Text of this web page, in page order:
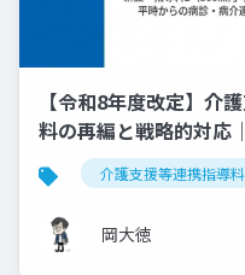
【令和8年度改定】介
料の再編と戦略的対応
点）の要件整理
介護支援等連携指導料
岡大徳